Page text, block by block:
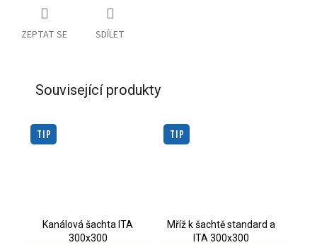
ZEPTAT SE SDÍLET
Související produkty
TIP
Kanálová šachta ITA
300x300
TIP
Mříž k šachtě standard a
ITA 300x300